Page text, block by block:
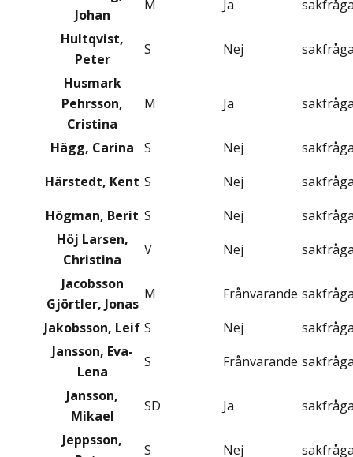
Johan
M Ja
Hultqvist,
Peter
S Nej
Husmark
Pehrsson,
Cristina
M Ja
Hägg, Carina S Nej
Härstedt, Kent S Nej
Högman, Berit S Nej
Höj Larsen,
Christina
V Nej
Jacobsson
Gjörtler, Jonas
M Frånvarande
Jakobsson, Leif S Nej
Jansson, Eva-
Lena
S Frånvarande
Jansson,
Mikael
SD Ja
Jeppsson,
S Nej